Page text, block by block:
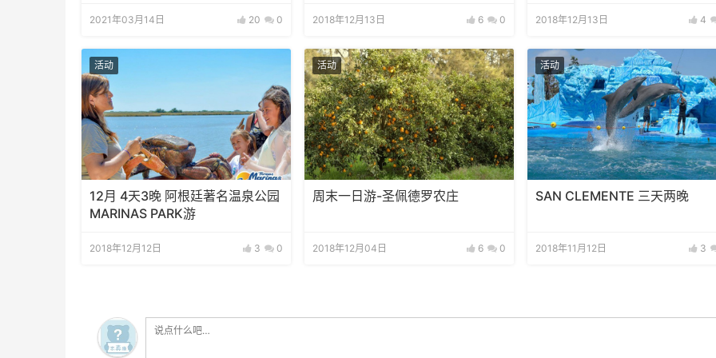
2021年03月14日 20 0 2018年12月13日 6 0 2018年12月13日 4
活动
12月 4天3晚 阿根廷著名温泉公园
MARINAS PARK游
2018年12月12日 3 0
活动
周末一日游-圣佩德罗农庄
2018年12月04日 6 0
活动
SAN CLEMENTE 三天两晚
2018年11月12日 3